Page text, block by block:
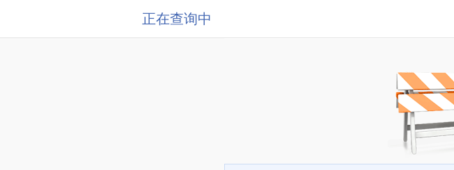
正在查询中